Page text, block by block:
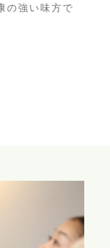
強い味方で